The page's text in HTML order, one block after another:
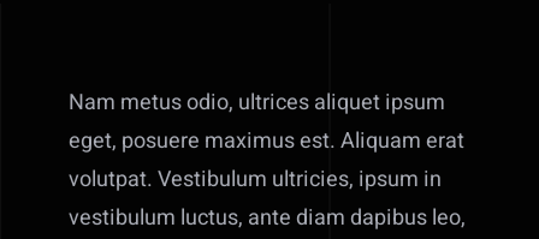
Nam metus odio, ultrices aliquet ipsum
eget, posuere maximus est. Aliquam erat
volutpat. Vestibulum ultricies, ipsum in
vestibulum luctus, ante diam dapibus leo,